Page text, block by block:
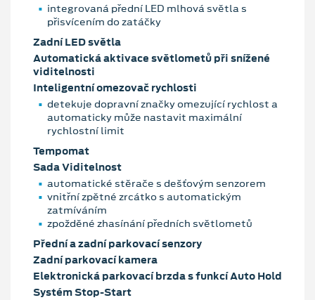
integrovaná přední LED mlhová světla s
přisvícením do zatáčky
Zadní LED světla
Automatická aktivace světlometů při snížené
viditelnosti
Inteligentní omezovač rychlosti
detekuje dopravní značky omezující rychlost a
automaticky může nastavit maximální
rychlostní limit
Tempomat
Sada Viditelnost
automatické stěrače s dešťovým senzorem
vnitřní zpětné zrcátko s automatickým
zatmíváním
zpožděné zhasínání předních světlometů
Přední a zadní parkovací senzory
Zadní parkovací kamera
Elektronická parkovací brzda s funkcí Auto Hold
Systém Stop-Start